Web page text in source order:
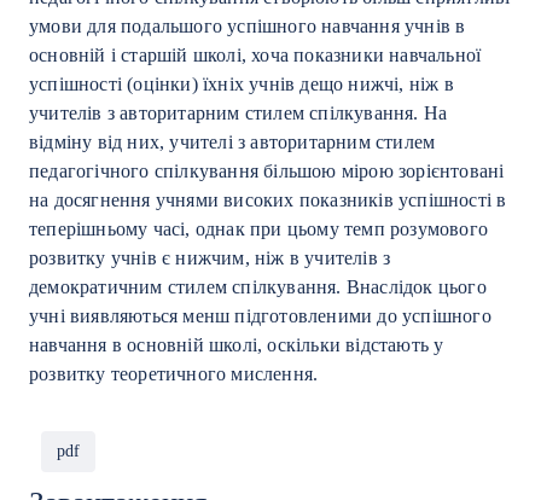
умови для подальшого успішного навчання учнів в
основній і старшій школі, хоча показники навчальної
успішності (оцінки) їхніх учнів дещо нижчі, ніж в
учителів з авторитарним стилем спілкування. На
відміну від них, учителі з авторитарним стилем
педагогічного спілкування більшою мірою зорієнтовані
на досягнення учнями високих показників успішності в
теперішньому часі, однак при цьому темп розумового
розвитку учнів є нижчим, ніж в учителів з
демократичним стилем спілкування. Внаслідок цього
учні виявляються менш підготовленими до успішного
навчання в основній школі, оскільки відстають у
розвитку теоретичного мислення.
pdf